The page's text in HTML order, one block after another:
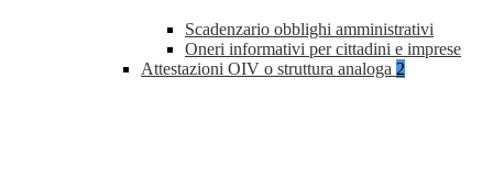
Scadenzario obblighi amministrativi
Oneri informativi per cittadini e imprese
Attestazioni OIV o struttura analoga 2